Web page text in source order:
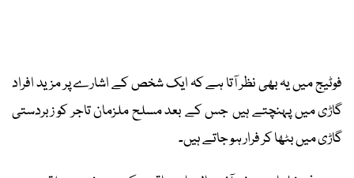
فوٹیج میں یہ بھی نظر آتا ہے کہ ایک شخص کے اشارے پر مزید افراد
گاڑی میں پہنچتے ہیں جس کے بعد مسلح ملزمان تاجر کو زبردستی
گاڑی میں بٹھا کر فرار ہو جاتے ہیں۔